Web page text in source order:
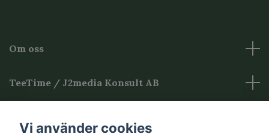
Om oss
TeeTime / J2media Konsult AB
Vi använder cookies